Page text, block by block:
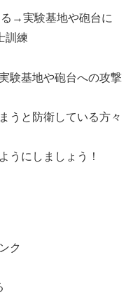
→実験基地や砲台に
訓練
験基地や砲台への攻撃
うと防衛している方々
うにしましょう！
ク